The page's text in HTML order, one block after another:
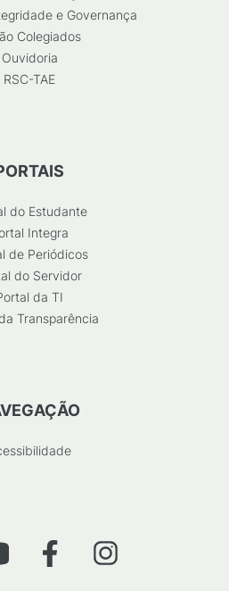
e Governança
Colegiados
Ouvidoria
RSC-TAE
do Estudante
Integra
de Periódicos
do Servidor
da TI
Transparência